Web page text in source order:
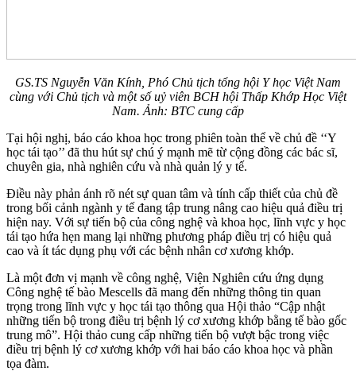
GS.TS Nguyễn Văn Kính, Phó Chủ tịch tổng hội Y học Việt Nam
cùng với Chủ tịch và một số uỷ viên BCH hội Thấp Khớp Học Việt
Nam. Ảnh: BTC cung cấp
Tại hội nghị, báo cáo khoa học trong phiên toàn thể về chủ đề ‘‘Y
học tái tạo’’ đã thu hút sự chú ý mạnh mẽ từ cộng đồng các bác sĩ,
chuyên gia, nhà nghiên cứu và nhà quản lý y tế.
Điều này phản ánh rõ nét sự quan tâm và tính cấp thiết của chủ đề
trong bối cảnh ngành y tế đang tập trung nâng cao hiệu quả điều trị
hiện nay. Với sự tiến bộ của công nghệ và khoa học, lĩnh vực y học
tái tạo hứa hẹn mang lại những phương pháp điều trị có hiệu quả
cao và ít tác dụng phụ với các bệnh nhân cơ xương khớp.
Là một đơn vị mạnh về công nghệ, Viện Nghiên cứu ứng dụng
Công nghệ tế bào Mescells đã mang đến những thông tin quan
trọng trong lĩnh vực y học tái tạo thông qua Hội thảo “Cập nhật
những tiến bộ trong điều trị bệnh lý cơ xương khớp bằng tế bào gốc
trung mô”. Hội thảo cung cấp những tiến bộ vượt bậc trong việc
điều trị bệnh lý cơ xương khớp với hai báo cáo khoa học và phần
tọa đàm.